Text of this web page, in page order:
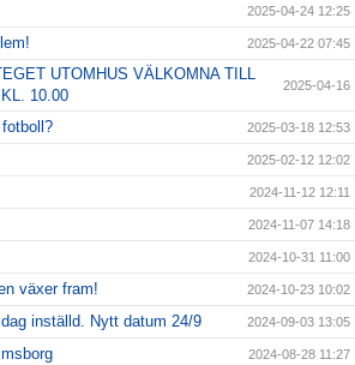
2025-04-24 12:25
2025-04-22 07:45
UTOMHUS VÄLKOMNA TILL
10.00
2025-04-16
2025-03-18 12:53
2025-02-12 12:02
2024-11-12 12:11
2024-11-07 14:18
2024-10-31 11:00
växer fram! 2024-10-23 10:02
inställd. Nytt datum 24/9 2024-09-03 13:05
2024-08-28 11:27